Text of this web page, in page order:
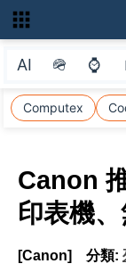
AI 🪖 ⌚
Computex
Canon
印表機
[Canon] 分類: